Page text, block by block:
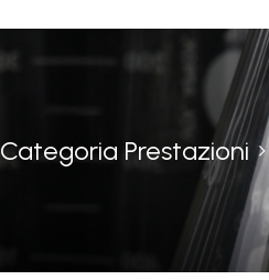
Categoria Prestazioni